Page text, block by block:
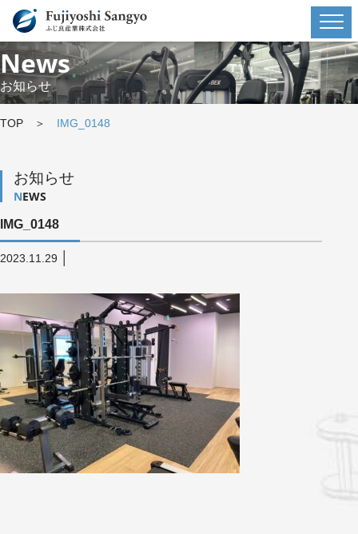
News
お知らせ
TOP ＞ IMG_0148
お知らせ
NEWS
IMG_0148
2023.11.29